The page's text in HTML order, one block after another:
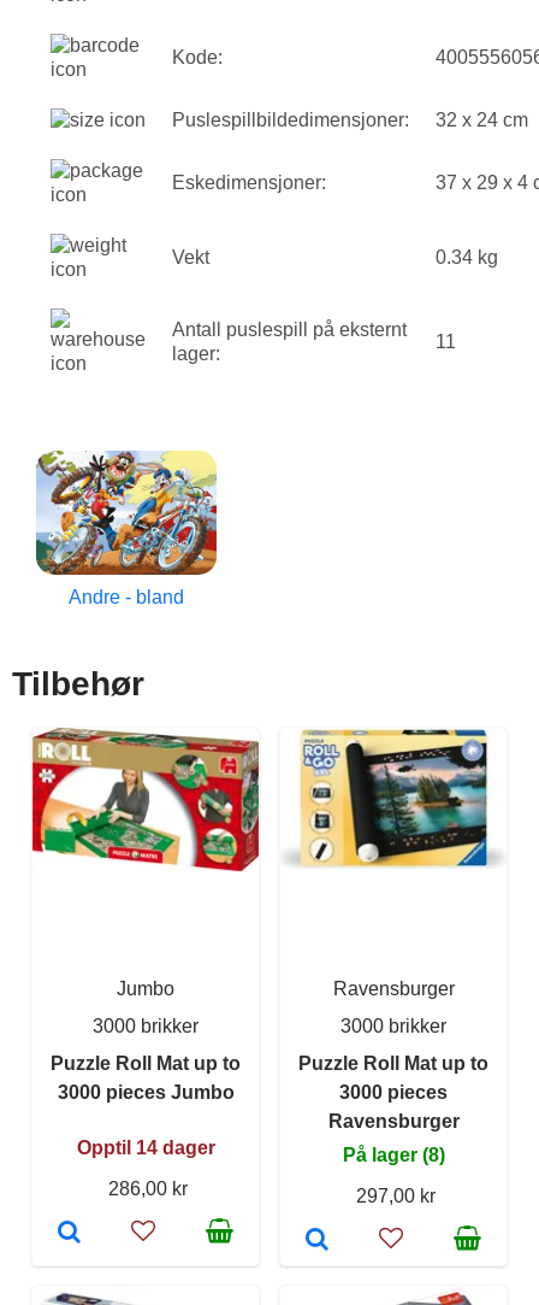
Kode:
Puslespillbildedimensjoner: 32 x 24 cm
Eskedimensjoner: 37 x 29 x 4
Vekt 0.34 kg
Antall puslespill på eksternt
lager:
11
Andre - bland
Tilbehør
Jumbo
3000 brikker
Puzzle Roll Mat up to
3000 pieces Jumbo
Opptil 14 dager
286,00 kr
Ravensburger
3000 brikker
Puzzle Roll Mat up to
3000 pieces
Ravensburger
På lager (8)
297,00 kr